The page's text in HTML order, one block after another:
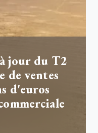
jour du T2
de ventes
d'euros